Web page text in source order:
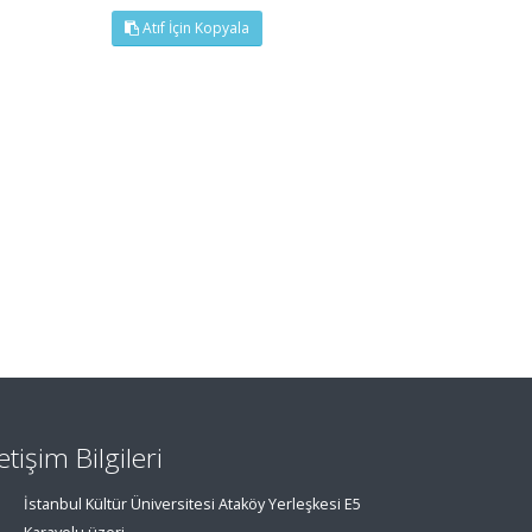
Atıf İçin Kopyala
Bilgileri
İstanbul Kültür Üniversitesi Ataköy Yerleşkesi E5